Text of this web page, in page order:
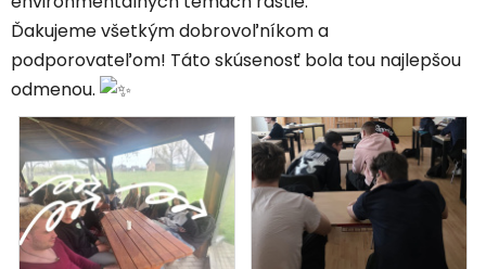
Ďakujeme všetkým dobrovoľníkom a
podporovateľom! Táto skúsenosť bola tou najlepšou
odmenou.